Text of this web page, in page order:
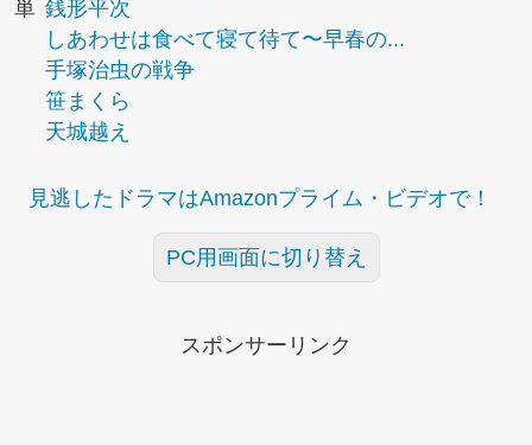
単 銭形平次
しあわせは食べて寝て待て〜早春の...
手塚治虫の戦争
笹まくら
天城越え
見逃したドラマはAmazonプライム・ビデオで！
PC用画面に切り替え
スポンサーリンク